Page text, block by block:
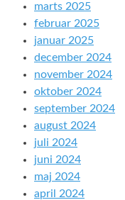
marts 2025
februar 2025
januar 2025
december 2024
november 2024
oktober 2024
september 2024
august 2024
juli 2024
juni 2024
maj 2024
april 2024